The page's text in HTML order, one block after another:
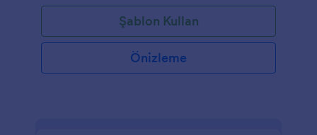
Şablon Kullan
Önizleme